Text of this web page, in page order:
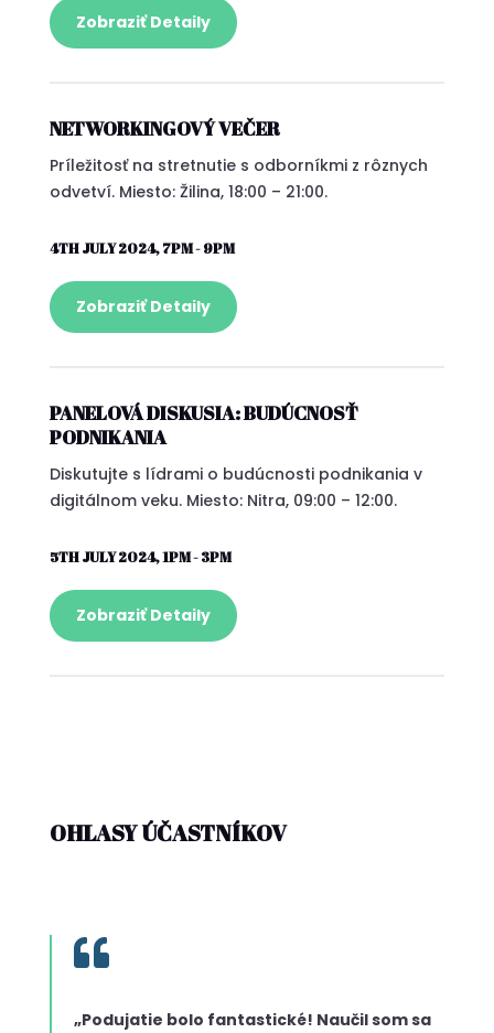
Zobraziť Detaily
NETWORKINGOVÝ VEČER
Príležitosť na stretnutie s odborníkmi z rôznych
odvetví. Miesto: Žilina, 18:00 – 21:00.
4TH JULY 2024, 7PM - 9PM
Zobraziť Detaily
PANELOVÁ DISKUSIA: BUDÚCNOSŤ
PODNIKANIA
Diskutujte s lídrami o budúcnosti podnikania v
digitálnom veku. Miesto: Nitra, 09:00 – 12:00.
5TH JULY 2024, 1PM - 3PM
Zobraziť Detaily
OHLASY ÚČASTNÍKOV

„Podujatie bolo fantastické! Naučil som sa